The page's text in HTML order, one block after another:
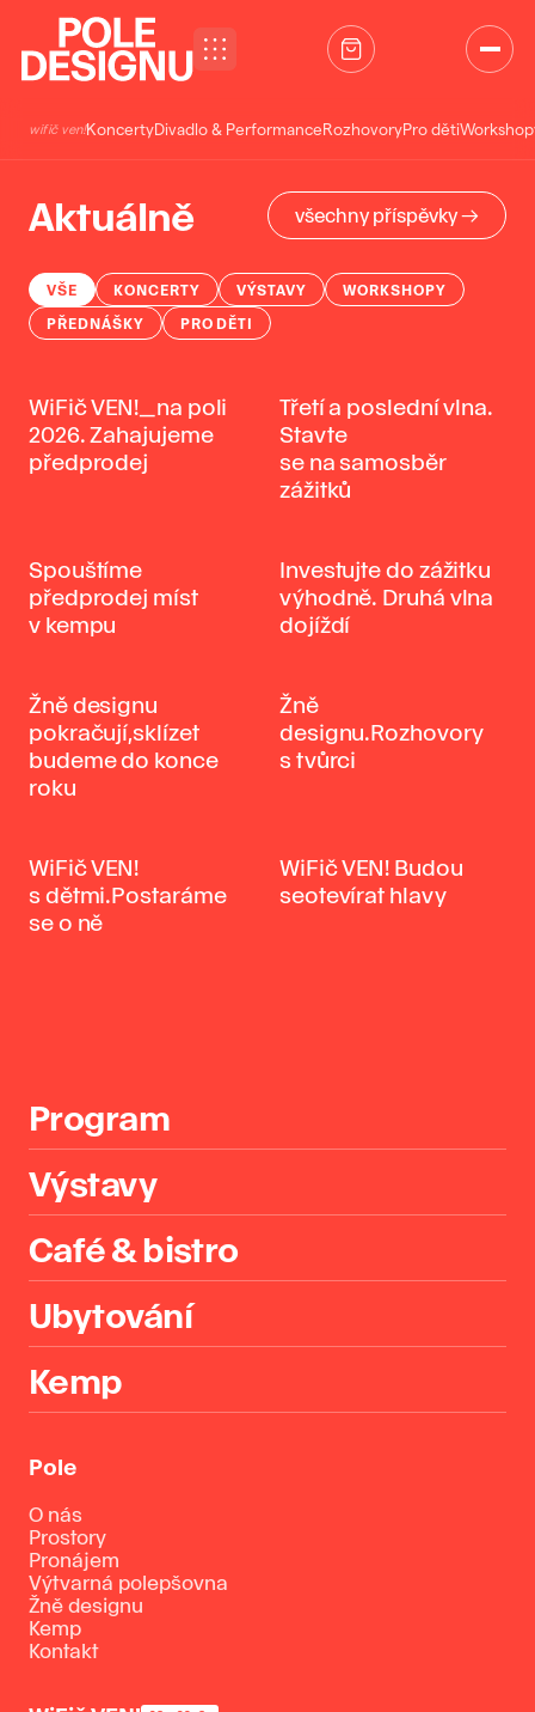
wifič ven!KoncertyDivadlo & PerformanceRozhovoryPro děti
Aktuálně všechny příspěvky →
VŠE KONCERTY VÝSTAVY
WORKSHOPY
PŘEDNÁŠKY
PRO DĚTI
WiFič VEN!_na poli
2026. Zahajujeme
předprodej
Třetí a poslední vlna.
Stavte
se na samosběr
zážitků
Spouštíme
předprodej míst
v kempu
Investujte do zážitku
výhodně. Druhá vlna
dojíždí
Žně designu
pokračují,sklízet
budeme do konce
roku
Žně
designu.Rozhovory
s tvůrci
WiFič VEN!
s dětmi.Postaráme
se o ně
WiFič VEN! Budou
seotevírat hlavy
Program
Výstavy
Café & bistro
Ubytování
Kemp
Pole
O nás
Prostory
Pronájem
Výtvarná polepšovna
Žně designu
Kemp
Kontakt